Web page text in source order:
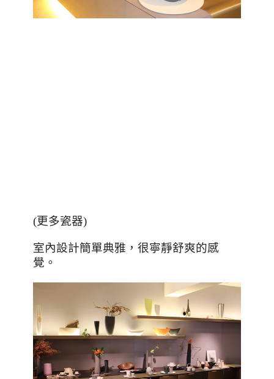
(更多瓷器)
室內設計簡單典雅，很寧靜舒爽的感
覺。